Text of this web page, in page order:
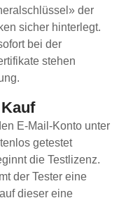
der
sicher hinterlegt.
bei der
stehen
E-Mail-Konto unter
getestet
die Testlizenz.
der Tester eine
dieser eine